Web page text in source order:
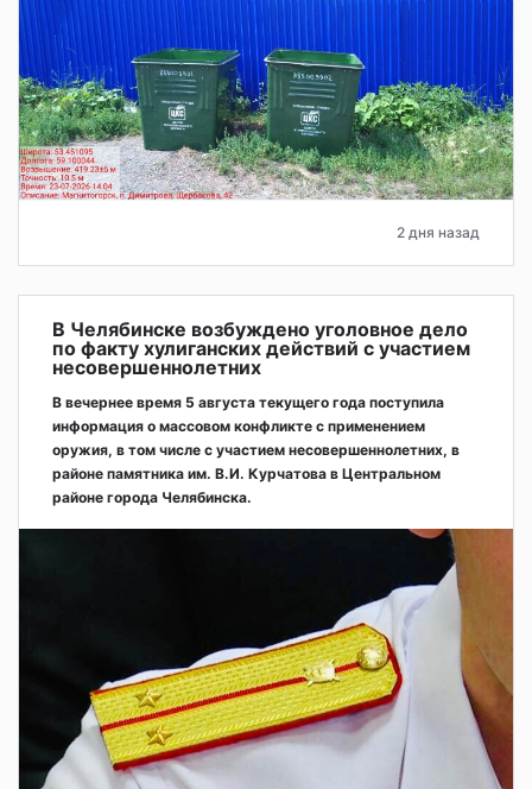
2 дня назад
В Челябинске возбуждено уголовное дело
по факту хулиганских действий с участием
несовершеннолетних
В вечернее время 5 августа текущего года поступила
информация о массовом конфликте с применением
оружия, в том числе с участием несовершеннолетних, в
районе памятника им. В.И. Курчатова в Центральном
районе города Челябинска.